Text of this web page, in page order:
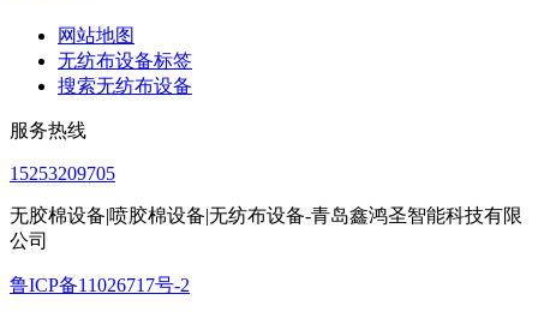
网站地图
无纺布设备标签
搜索无纺布设备
服务热线
15253209705
无胶棉设备|喷胶棉设备|无纺布设备-青岛鑫鸿圣智能科技有限
公司
鲁ICP备11026717号-2